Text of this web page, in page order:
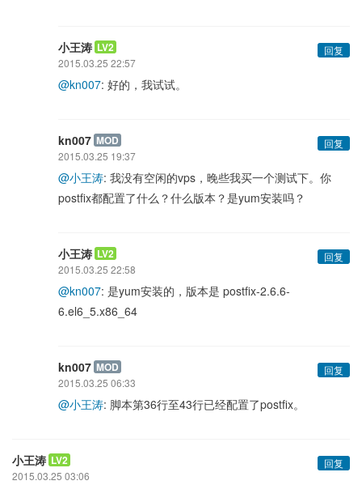
小王涛 LV2
回复
2015.03.25 22:57
@kn007: 好的，我试试。
kn007 MOD
回复
2015.03.25 19:37
@小王涛: 我没有空闲的vps，晚些我买一个测试下。你
postfix都配置了什么？什么版本？是yum安装吗？
小王涛 LV2
回复
2015.03.25 22:58
@kn007: 是yum安装的，版本是 postfix-2.6.6-
6.el6_5.x86_64
kn007 MOD
回复
2015.03.25 06:33
@小王涛: 脚本第36行至43行已经配置了postfix。
小王涛 LV2
回复
2015.03.25 03:06